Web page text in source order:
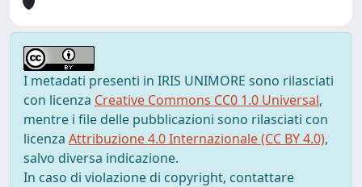
I metadati presenti in IRIS UNIMORE sono rilasciati
con licenza Creative Commons CC0 1.0 Universal,
mentre i file delle pubblicazioni sono rilasciati con
licenza Attribuzione 4.0 Internazionale (CC BY 4.0),
salvo diversa indicazione.
In caso di violazione di copyright, contattare